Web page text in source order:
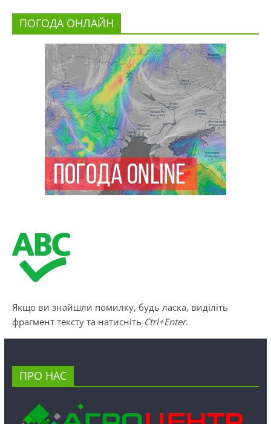
ПОГОДА ОНЛАЙН
Якщо ви знайшли помилку, будь ласка, виділіть
фрагмент тексту та натисніть Ctrl+Enter.
ПРО НАС